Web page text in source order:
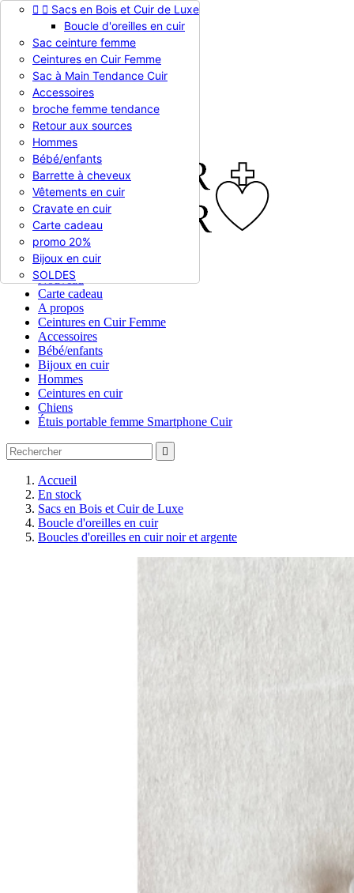
Appelez-nous :0786510612
EUR € 
EUR €
RUB RUB
Connexion
shopping_cart Panier (0)
  En stock
  Sacs en Bois et Cuir de Luxe
Boucle d'oreilles en cuir
Sac ceinture femme
Ceintures en Cuir Femme
Sac à Main Tendance Cuir
Accessoires
broche femme tendance
Retour aux sources
Hommes
Bébé/enfants
Barrette à cheveux
Vêtements en cuir
Cravate en cuir
Carte cadeau
promo 20%
Bijoux en cuir
SOLDES
Nouveau
Carte cadeau
A propos
Ceintures en Cuir Femme
Accessoires
Bébé/enfants
Bijoux en cuir
Hommes
Ceintures en cuir
Chiens
Étuis portable femme Smartphone Cuir

Accueil
En stock
Sacs en Bois et Cuir de Luxe
Boucle d'oreilles en cuir
Boucles d'oreilles en cuir noir et argente